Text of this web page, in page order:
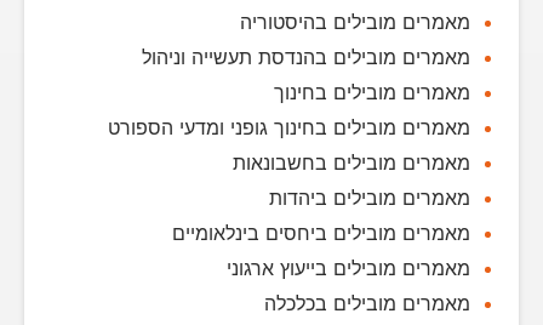
מאמרים מובילים בהיסטוריה
מאמרים מובילים בהנדסת תעשייה וניהול
מאמרים מובילים בחינוך
מאמרים מובילים בחינוך גופני ומדעי הספורט
מאמרים מובילים בחשבונאות
מאמרים מובילים ביהדות
מאמרים מובילים ביחסים בינלאומיים
מאמרים מובילים בייעוץ ארגוני
מאמרים מובילים בכלכלה